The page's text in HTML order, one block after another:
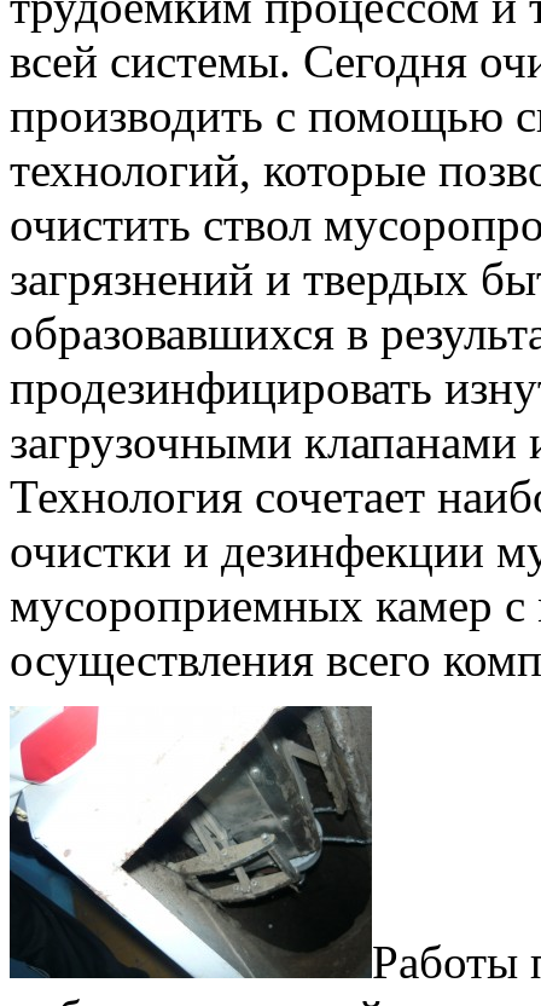
всей системы. Сегодня
производить с помощью
технологий, которые
очистить ствол
загрязнений и твердых
образовавшихся в
продезинфицировать
загрузочными
Технология сочетает
очистки и дезинфекции
мусороприемных камер
осуществления всего
Работы